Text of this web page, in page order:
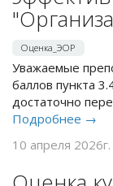
Оценка_ЭОР
Уважаемые
баллов пункта
достаточно
Подробнее →
10 апреля 2026г.
Оценка